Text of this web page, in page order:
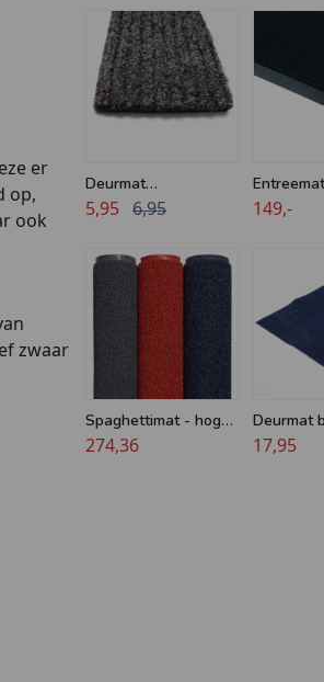
er
op,
ook
zwaar
Deurmat
zwart/antraciet -
gebruik - Op maat
5,95 6,95
rubberen
149,-
Spaghettimat - hoge
kwaliteit - 16 mm -
274,36
Deurmat
x 100 cm
17,95